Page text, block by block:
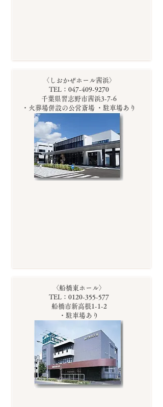
〈しおかぜホール茜浜〉
TEL：047-409-9270
千葉県習志野市茜浜3-7-6
・火葬場併設の公営斎場 ・駐車場あり
〈船橋東ホール〉
TEL：0120-355-577
船橋市新高根1-1-2
・駐車場あり